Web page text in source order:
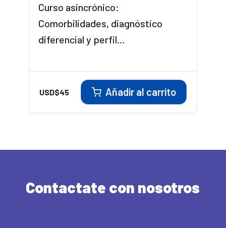
Curso asincrónico:
Comorbilidades, diagnóstico
diferencial y perfil
USD$45 Añadir al carrito
Contactate con nosotros